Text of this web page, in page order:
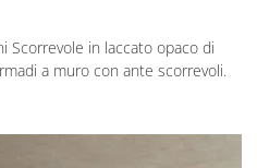
Scorrevole in laccato opaco di
a muro con ante scorrevoli.